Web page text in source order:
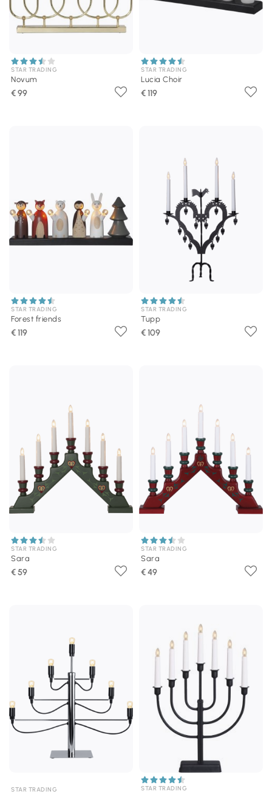
STAR TRADING
Novum
€ 99
STAR TRADING
Lucia Choir
€ 119
STAR TRADING
Forest friends
€ 119
STAR TRADING
Tupp
€ 109
STAR TRADING
Sara
€ 59
STAR TRADING
Sara
€ 49
STAR TRADING STAR TRADING